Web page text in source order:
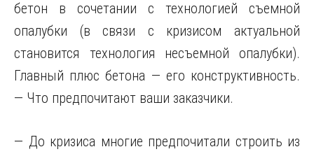
бетон в сочетании с технологией съемной
опалубки (в связи с кризисом актуальной
становится технология несъемной опалубки).
Главный плюс бетона — его конструктивность.
— Что предпочитают ваши заказчики.
— До кризиса многие предпочитали строить из